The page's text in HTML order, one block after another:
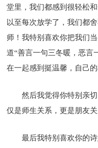
堂里，我们都感到很轻松
以至每次放学了，我们都
师！我特别喜欢你把我们
道“善言一句三冬暖，恶言
在一起感到挺温馨，自己的
然后我觉得你特别亲
仅是师生关系，更是朋友关
最后我特别喜欢你的